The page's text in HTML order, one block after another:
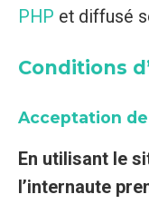
PHP et diffusé
Conditions
Acceptation
En utilisant le
l’internaute